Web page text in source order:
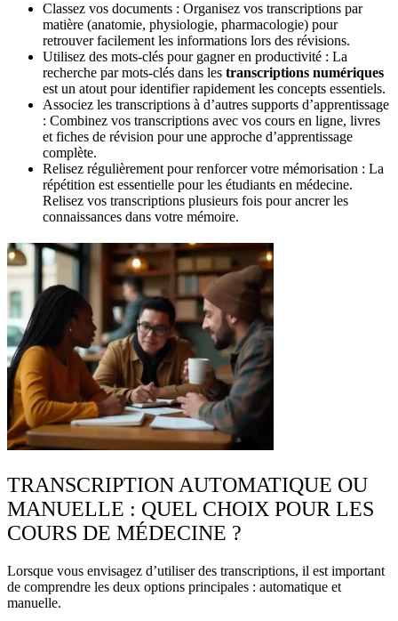
Classez vos documents : Organisez vos transcriptions par
matière (anatomie, physiologie, pharmacologie) pour
retrouver facilement les informations lors des révisions.
Utilisez des mots-clés pour gagner en productivité : La
recherche par mots-clés dans les transcriptions numériques
est un atout pour identifier rapidement les concepts essentiels.
Associez les transcriptions à d’autres supports d’apprentissage
: Combinez vos transcriptions avec vos cours en ligne, livres
et fiches de révision pour une approche d’apprentissage
complète.
Relisez régulièrement pour renforcer votre mémorisation : La
répétition est essentielle pour les étudiants en médecine.
Relisez vos transcriptions plusieurs fois pour ancrer les
connaissances dans votre mémoire.
TRANSCRIPTION AUTOMATIQUE OU
MANUELLE : QUEL CHOIX POUR LES
COURS DE MÉDECINE ?
Lorsque vous envisagez d’utiliser des transcriptions, il est important
de comprendre les deux options principales : automatique et
manuelle.